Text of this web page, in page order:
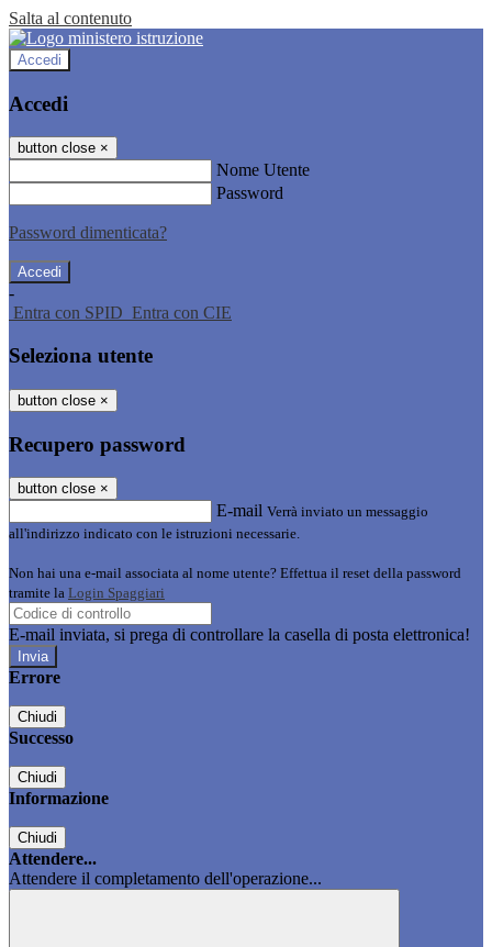
Salta al contenuto
Accedi
Accedi
button close ×
Nome Utente
Password
Password dimenticata?
-
Entra con SPID Entra con CIE
Seleziona utente
button close ×
Recupero password
button close ×
E-mail Verrà inviato un messaggio
all'indirizzo indicato con le istruzioni necessarie.
Non hai una e-mail associata al nome utente? Effettua il reset della password
tramite la Login Spaggiari
E-mail inviata, si prega di controllare la casella di posta elettronica!
Errore
Chiudi
Successo
Chiudi
Informazione
Chiudi
Attendere...
Attendere il completamento dell'operazione...